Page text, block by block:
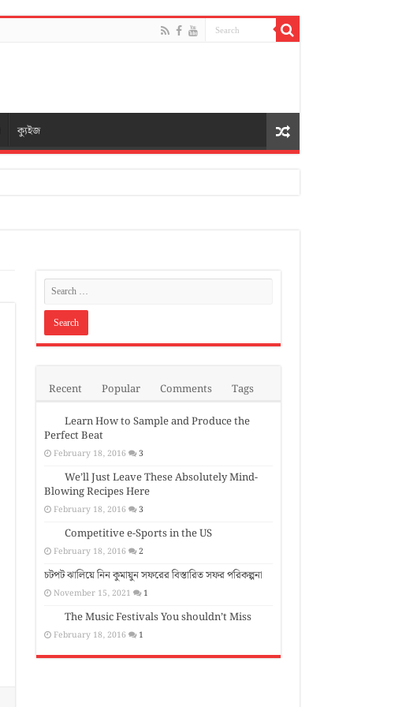
ক্যুইজ
Recent Popular Comments
Tags
Learn How to Sample and Produce the
Perfect Beat
February 18, 2016 3
We’ll Just Leave These Absolutely Mind-
Blowing Recipes Here
February 18, 2016 3
Competitive e-Sports in the US
February 18, 2016 2
চটপট ঝালিয়ে নিন কুমায়ুন সফরের বিস্তারিত সফর পরিকল্পনা
November 15, 2021 1
The Music Festivals You shouldn’t Miss
February 18, 2016 1